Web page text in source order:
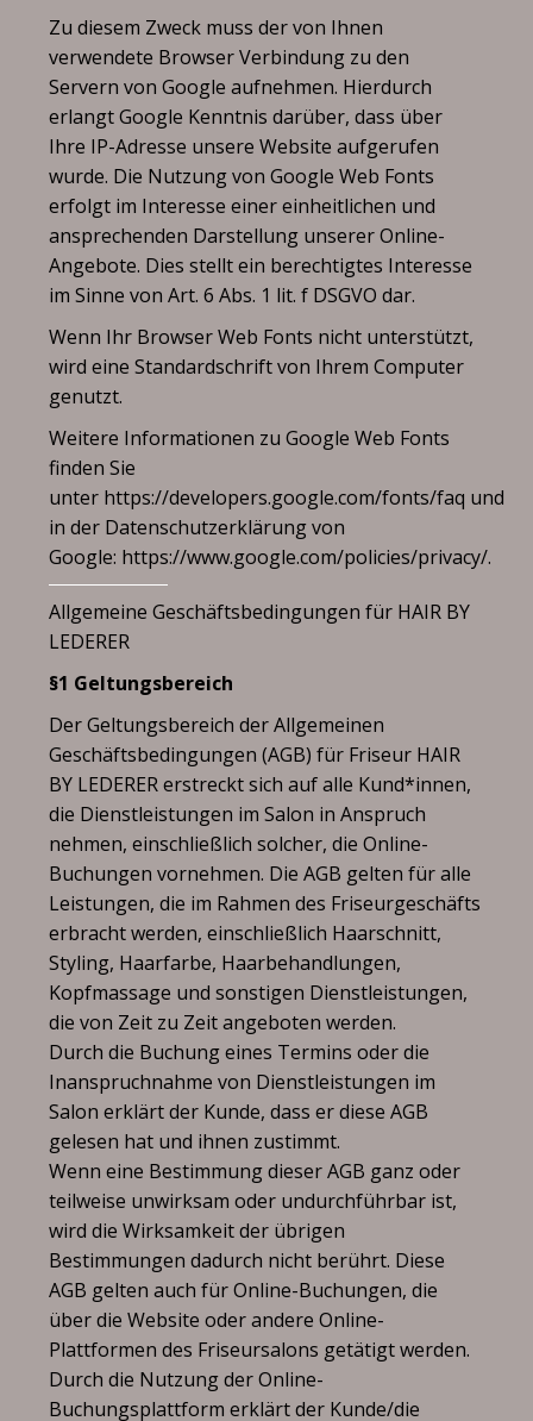
Zu diesem Zweck muss der von Ihnen
verwendete Browser Verbindung zu den
Servern von Google aufnehmen. Hierdurch
erlangt Google Kenntnis darüber, dass über
Ihre IP-Adresse unsere Website aufgerufen
wurde. Die Nutzung von Google Web Fonts
erfolgt im Interesse einer einheitlichen und
ansprechenden Darstellung unserer Online-
Angebote. Dies stellt ein berechtigtes Interesse
im Sinne von Art. 6 Abs. 1 lit. f DSGVO dar.
Wenn Ihr Browser Web Fonts nicht unterstützt,
wird eine Standardschrift von Ihrem Computer
genutzt.
Weitere Informationen zu Google Web Fonts
finden Sie
unter https://developers.google.com/fonts/faq und
in der Datenschutzerklärung von
Google: https://www.google.com/policies/privacy/.
Allgemeine Geschäftsbedingungen für HAIR BY
LEDERER
§1 Geltungsbereich
Der Geltungsbereich der Allgemeinen
Geschäftsbedingungen (AGB) für Friseur HAIR
BY LEDERER erstreckt sich auf alle Kund*innen,
die Dienstleistungen im Salon in Anspruch
nehmen, einschließlich solcher, die Online-
Buchungen vornehmen. Die AGB gelten für alle
Leistungen, die im Rahmen des Friseurgeschäfts
erbracht werden, einschließlich Haarschnitt,
Styling, Haarfarbe, Haarbehandlungen,
Kopfmassage und sonstigen Dienstleistungen,
die von Zeit zu Zeit angeboten werden.
Durch die Buchung eines Termins oder die
Inanspruchnahme von Dienstleistungen im
Salon erklärt der Kunde, dass er diese AGB
gelesen hat und ihnen zustimmt.
Wenn eine Bestimmung dieser AGB ganz oder
teilweise unwirksam oder undurchführbar ist,
wird die Wirksamkeit der übrigen
Bestimmungen dadurch nicht berührt. Diese
AGB gelten auch für Online-Buchungen, die
über die Website oder andere Online-
Plattformen des Friseursalons getätigt werden.
Durch die Nutzung der Online-
Buchungsplattform erklärt der Kunde/die